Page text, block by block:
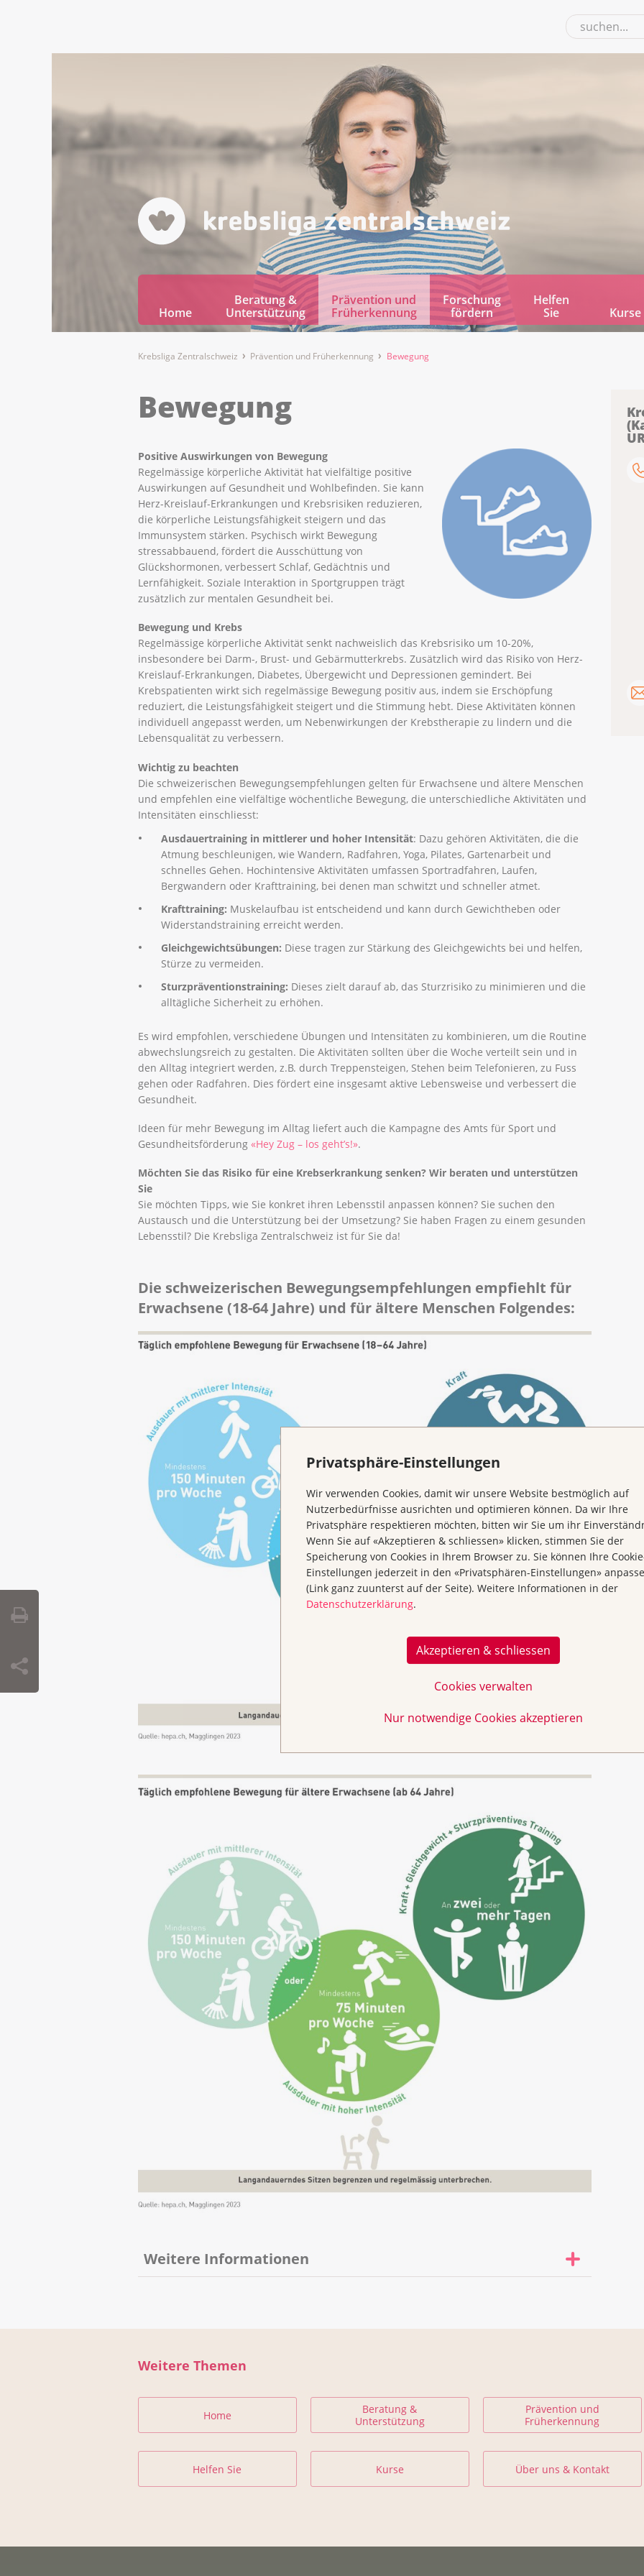
Privatsphäre-Einstellungen
Wir verwenden Cookies, damit wir unsere Website bestmöglich auf
Nutzerbedürfnisse ausrichten und optimieren können. Da wir Ihre
Privatsphäre respektieren möchten, bitten wir Sie um ihr
Wenn Sie auf «Akzeptieren & schliessen» klicken, stimmen Sie der
Speicherung von Cookies in Ihrem Browser zu. Sie können Ihre
Einstellungen jederzeit in den «Privatsphären-Einstellungen»
(Link ganz zuunterst auf der Seite). Weitere Informationen in der
Datenschutzerklärung.
Akzeptieren & schliessen
Cookies verwalten
Nur notwendige Cookies akzeptieren
Home
Beratung &
Unterstützung
Prävention und
Früherkennung
Forschung
fördern
Helfen
Sie
Kurse
Krebsliga Zentralschweiz Prävention und Früherkennung Bewegung
Bewegung
Positive Auswirkungen von Bewegung
Regelmässige körperliche Aktivität hat vielfältige positive
Auswirkungen auf Gesundheit und Wohlbefinden. Sie kann
Herz-Kreislauf-Erkrankungen und Krebsrisiken reduzieren,
die körperliche Leistungsfähigkeit steigern und das
Immunsystem stärken. Psychisch wirkt Bewegung
stressabbauend, fördert die Ausschüttung von
Glückshormonen, verbessert Schlaf, Gedächtnis und
Lernfähigkeit. Soziale Interaktion in Sportgruppen trägt
zusätzlich zur mentalen Gesundheit bei.
Bewegung und Krebs
Regelmässige körperliche Aktivität senkt nachweislich das Krebsrisiko um 10-20%,
insbesondere bei Darm-, Brust- und Gebärmutterkrebs. Zusätzlich wird das Risiko von Herz-
Kreislauf-Erkrankungen, Diabetes, Übergewicht und Depressionen gemindert. Bei
Krebspatienten wirkt sich regelmässige Bewegung positiv aus, indem sie Erschöpfung
reduziert, die Leistungsfähigkeit steigert und die Stimmung hebt. Diese Aktivitäten können
individuell angepasst werden, um Nebenwirkungen der Krebstherapie zu lindern und die
Lebensqualität zu verbessern.
Wichtig zu beachten
Die schweizerischen Bewegungsempfehlungen gelten für Erwachsene und ältere Menschen
und empfehlen eine vielfältige wöchentliche Bewegung, die unterschiedliche Aktivitäten und
Intensitäten einschliesst:
Ausdauertraining in mittlerer und hoher Intensität: Dazu gehören Aktivitäten, die die
Atmung beschleunigen, wie Wandern, Radfahren, Yoga, Pilates, Gartenarbeit und
schnelles Gehen. Hochintensive Aktivitäten umfassen Sportradfahren, Laufen,
Bergwandern oder Krafttraining, bei denen man schwitzt und schneller atmet.
Krafttraining: Muskelaufbau ist entscheidend und kann durch Gewichtheben oder
Widerstandstraining erreicht werden.
Gleichgewichtsübungen: Diese tragen zur Stärkung des Gleichgewichts bei und helfen,
Stürze zu vermeiden.
Sturzpräventionstraining: Dieses zielt darauf ab, das Sturzrisiko zu minimieren und die
alltägliche Sicherheit zu erhöhen.
Es wird empfohlen, verschiedene Übungen und Intensitäten zu kombinieren, um die Routine
abwechslungsreich zu gestalten. Die Aktivitäten sollten über die Woche verteilt sein und in
den Alltag integriert werden, z.B. durch Treppensteigen, Stehen beim Telefonieren, zu Fuss
gehen oder Radfahren. Dies fördert eine insgesamt aktive Lebensweise und verbessert die
Gesundheit.
Ideen für mehr Bewegung im Alltag liefert auch die Kampagne des Amts für Sport und
Gesundheitsförderung «Hey Zug – los geht’s!».
Möchten Sie das Risiko für eine Krebserkrankung senken? Wir beraten und unterstützen
Sie
Sie möchten Tipps, wie Sie konkret ihren Lebensstil anpassen können? Sie suchen den
Austausch und die Unterstützung bei der Umsetzung? Sie haben Fragen zu einem gesunden
Lebensstil? Die Krebsliga Zentralschweiz ist für Sie da!
Die schweizerischen Bewegungsempfehlungen empfiehlt für
Erwachsene (18-64 Jahre) und für ältere Menschen Folgendes:
Weitere Informationen
Onkologische Rehabilitation
Tes­te dein Wis­sen über Be­we­gung und Ge­sund­heit
Weitere Themen
Home
Beratung &
Unterstützung
Prävention und
Früherkennung
Helfen Sie Kurse Über uns & Kontakt